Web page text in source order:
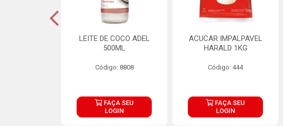
LEITE DE COCO ADEL
500ML
Código: 8808
FAÇA SEU
LOGIN
ACUCAR IMPALPAVEL
HARALD 1KG
Código: 444
FAÇA SEU
LOGIN